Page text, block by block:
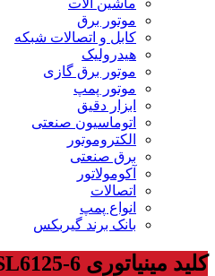
ماشین آلات
موتور برق
کابل و اتصالات شبکه
هیدرولیک
موتور برق گازی
موتور پمپ
ابزار دقیق
اتوماسیون صنعتی
الکتروموتور
برق صنعتی
آکومولاتور
اتصالات
انواع پمپ
بانک برند گیربکس
کلید مینیاتوری 5SL6125-6